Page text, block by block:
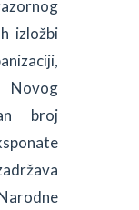
izložbi
broj